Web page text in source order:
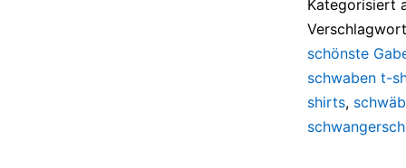
Kategorisiert
schönste
schwaben t-
shirts,